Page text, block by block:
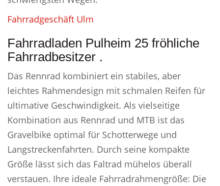
Fahrradgeschäft Ulm
Fahrradladen Pulheim 25 fröhliche
Fahrradbesitzer .
Das Rennrad kombiniert ein stabiles, aber
leichtes Rahmendesign mit schmalen Reifen für
ultimative Geschwindigkeit. Als vielseitige
Kombination aus Rennrad und MTB ist das
Gravelbike optimal für Schotterwege und
Langstreckenfahrten. Durch seine kompakte
Größe lässt sich das Faltrad mühelos überall
verstauen. Ihre ideale Fahrradrahmengröße: Die